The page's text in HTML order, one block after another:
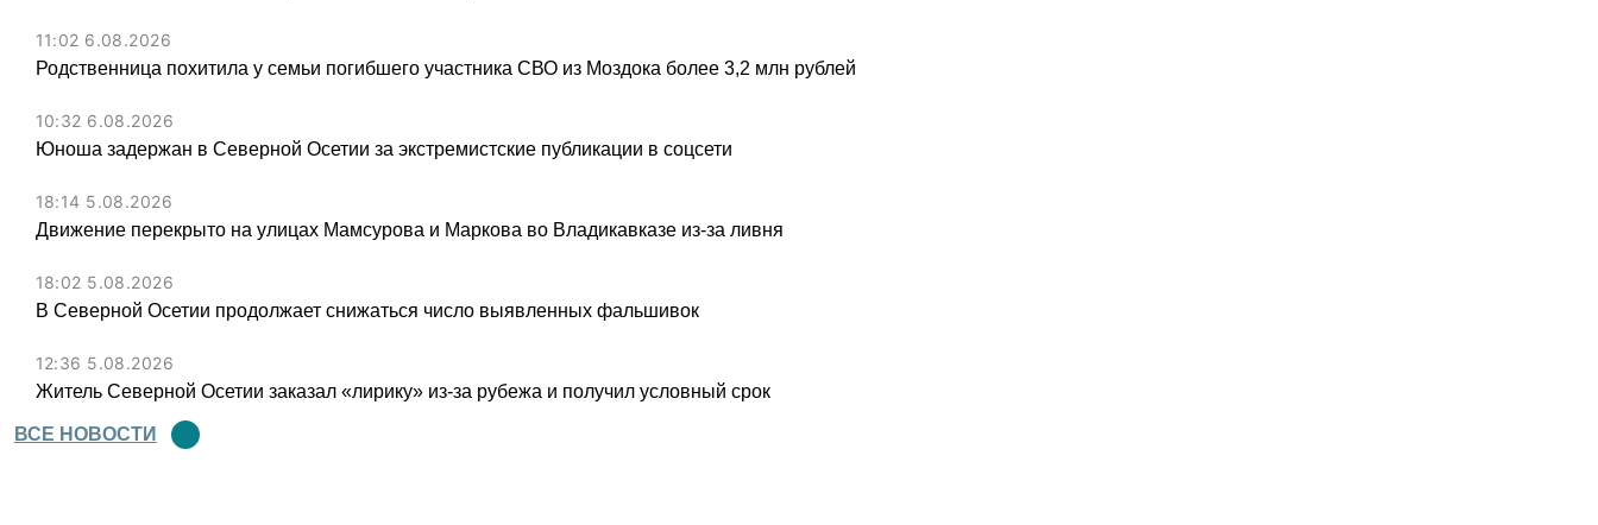
11:02 6.08.2026
Родственница похитила у семьи погибшего участника СВО из Моздока более 3,2 млн рублей
10:32 6.08.2026
Юноша задержан в Северной Осетии за экстремистские публикации в соцсети
18:14 5.08.2026
Движение перекрыто на улицах Мамсурова и Маркова во Владикавказе из-за ливня
18:02 5.08.2026
В Северной Осетии продолжает снижаться число выявленных фальшивок
12:36 5.08.2026
Житель Северной Осетии заказал «лирику» из-за рубежа и получил условный срок
ВСЕ НОВОСТИ